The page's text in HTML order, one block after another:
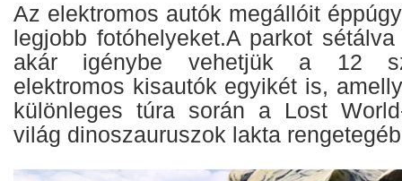
Az elektromos autók megállóit
legjobb fotóhelyeket.A parkot
akár igénybe vehetjük a 12
elektromos kisautók egyikét is,
különleges túra során a Lost
világ dinoszauruszok lakta